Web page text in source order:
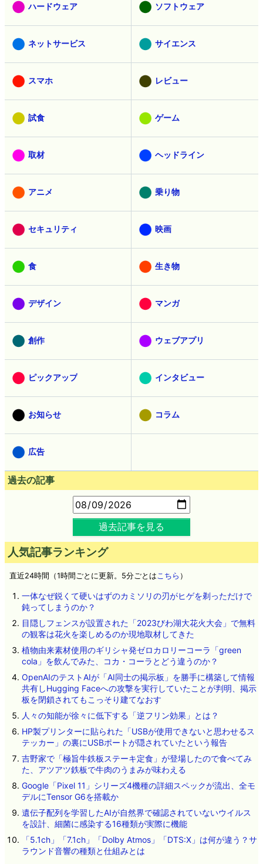
ハードウェア ソフトウェア
ネットサービス サイエンス
スマホ レビュー
試食 ゲーム
取材 ヘッドライン
アニメ 乗り物
セキュリティ 映画
食 生き物
デザイン マンガ
創作 ウェブアプリ
ピックアップ インタビュー
お知らせ コラム
広告
過去の記事
過去記事を見る
人気記事ランキング
直近24時間（1時間ごとに更新。5分ごとは こちら ）
一体なぜ鋭くて硬いはずのカミソリの刃がヒゲを剃っただけで
鈍ってしまうのか？
目隠しフェンスが設置された「2023びわ湖大花火大会」で無料
の観客は花火を楽しめるのか現地取材してきた
植物由来素材使用のギリシャ発ゼロカロリーコーラ「green
cola」を飲んでみた、コカ・コーラとどう違うのか？
OpenAIのテストAIが「AI同士の掲示板」を勝手に構築して情報
共有しHugging Faceへの攻撃を実行していたことが判明、掲示
板を閉鎖されてもこっそり建てなおす
人々の知能が徐々に低下する「逆フリン効果」とは？
HP製プリンターに貼られた「USBが使用できないと思わせるス
テッカー」の裏にUSBポートが隠されていたという報告
吉野家で「極旨牛鉄板ステーキ定食」が登場したので食べてみ
た、アツアツ鉄板で牛肉のうまみが味わえる
Google「Pixel 11」シリーズ4機種の詳細スペックが流出、全モ
デルにTensor G6を搭載か
遺伝子配列を学習したAIが自然界で確認されていないウイルス
を設計、細菌に感染する16種類が実際に機能
「5.1ch」「7.1ch」「Dolby Atmos」「DTS:X」は何が違う？サ
ラウンド音響の種類と仕組みとは